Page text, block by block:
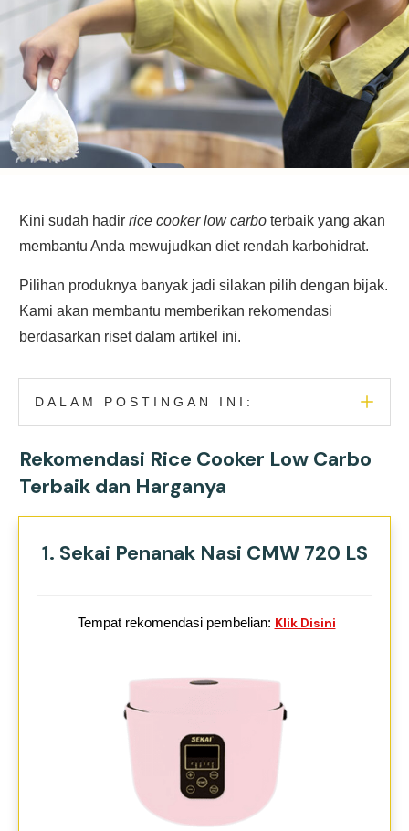
Kini sudah hadir rice cooker low carbo terbaik yang akan
membantu Anda mewujudkan diet rendah karbohidrat.
Pilihan produknya banyak jadi silakan pilih dengan bijak.
Kami akan membantu memberikan rekomendasi
berdasarkan riset dalam artikel ini.
DALAM POSTINGAN INI:
Rekomendasi Rice Cooker Low Carbo
Terbaik dan Harganya
1. Sekai Penanak Nasi CMW 720 LS
Tempat rekomendasi pembelian: Klik Disini